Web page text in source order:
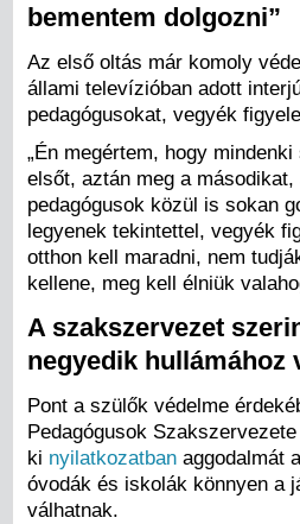
bementem dolgozni”
Az első oltás már komoly
állami televízióban adott
pedagógusokat, vegyék
„Én megértem, hogy
elsőt, aztán meg a
pedagógusok közül is sokan
legyenek tekintettel, vegyék
otthon kell maradni, nem
kellene, meg kell élniük
A szakszervezet
negyedik hullámához
Pont a szülők védelme
Pedagógusok
ki nyilatkozatban aggodalmát
óvodák és iskolák könnyen a
válhatnak.